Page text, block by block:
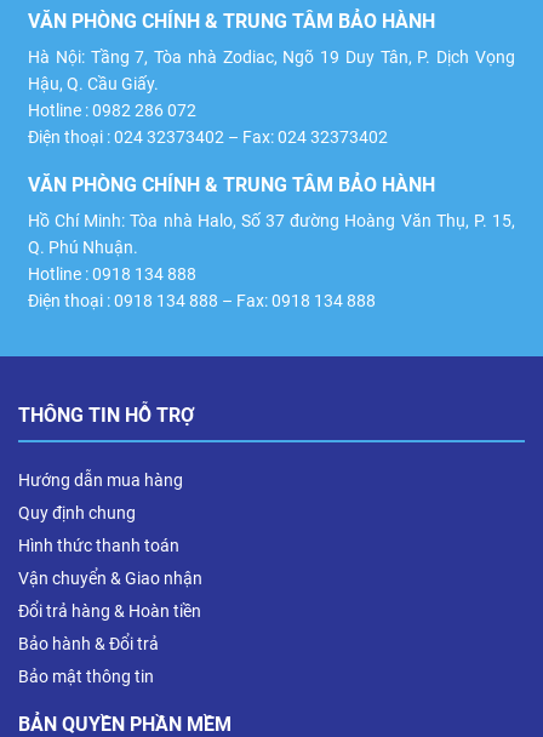
VĂN PHÒNG CHÍNH & TRUNG TÂM BẢO HÀNH
Hà Nội: Tầng 7, Tòa nhà Zodiac, Ngõ 19 Duy Tân, P. Dịch Vọng
Hậu, Q. Cầu Giấy.
Hotline : 0982 286 072
Điện thoại : 024 32373402 – Fax: 024 32373402
VĂN PHÒNG CHÍNH & TRUNG TÂM BẢO HÀNH
Hồ Chí Minh: Tòa nhà Halo, Số 37 đường Hoàng Văn Thụ, P. 15,
Q. Phú Nhuận.
Hotline : 0918 134 888
Điện thoại : 0918 134 888 – Fax: 0918 134 888
THÔNG TIN HỖ TRỢ
Hướng dẫn mua hàng
Quy định chung
Hình thức thanh toán
Vận chuyển & Giao nhận
Đổi trả hàng & Hoàn tiền
Bảo hành & Đổi trả
Bảo mật thông tin
BẢN QUYỀN PHẦN MỀM